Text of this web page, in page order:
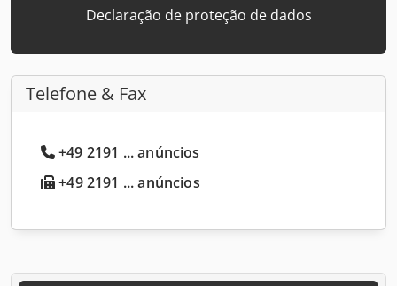
Declaração de proteção de dados
Telefone & Fax
+49 2191 ... anúncios
+49 2191 ... anúncios